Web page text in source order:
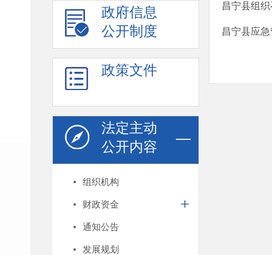
政府信息
公开制度
政策文件
法定主动
公开内容
组织机构
财政资金
通知公告
发展规划
昌宁县组
昌宁县应